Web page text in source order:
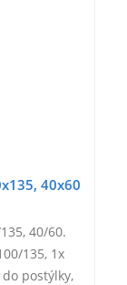
40x60
40/60.
135, 1x
postýlky,